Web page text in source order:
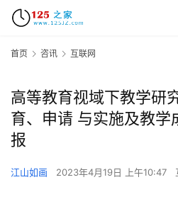
首页 咨讯 互联网
高等教育视域下教学研
育、申请 与实施及教学
报
江山如画 2023年4月19日 上午10:47